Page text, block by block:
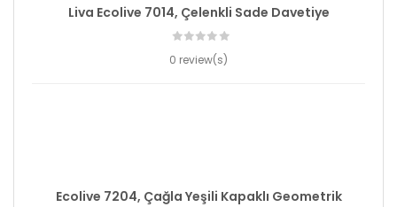
Liva Ecolive 7014, Çelenkli Sade Davetiye
0 review(s)
Ecolive 7204, Çağla Yeşili Kapaklı Geometrik